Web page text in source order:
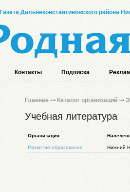
Газета Дальнеконстантиновского района
Контакты Подписка
Главная Каталог организаций
Учебная литература
Организация
Развитие образования Нижний